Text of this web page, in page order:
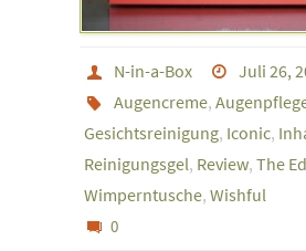
N-in-a-Box Juli 26,
Augencreme,
Gesichtsreinigung, Iconic,
Reinigungsgel, Review, The
Wimperntusche, Wishful
0